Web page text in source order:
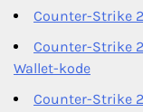
Counter-Strike
Counter-Strike
Wallet-kode
Counter-Strike